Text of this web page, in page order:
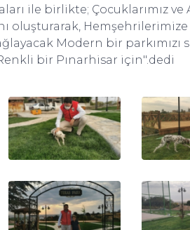
ile birlikte; Çocuklarımız ve
oluşturarak, Hemşehrilerimize
Modern bir parkımızı
bir Pınarhisar için".dedi